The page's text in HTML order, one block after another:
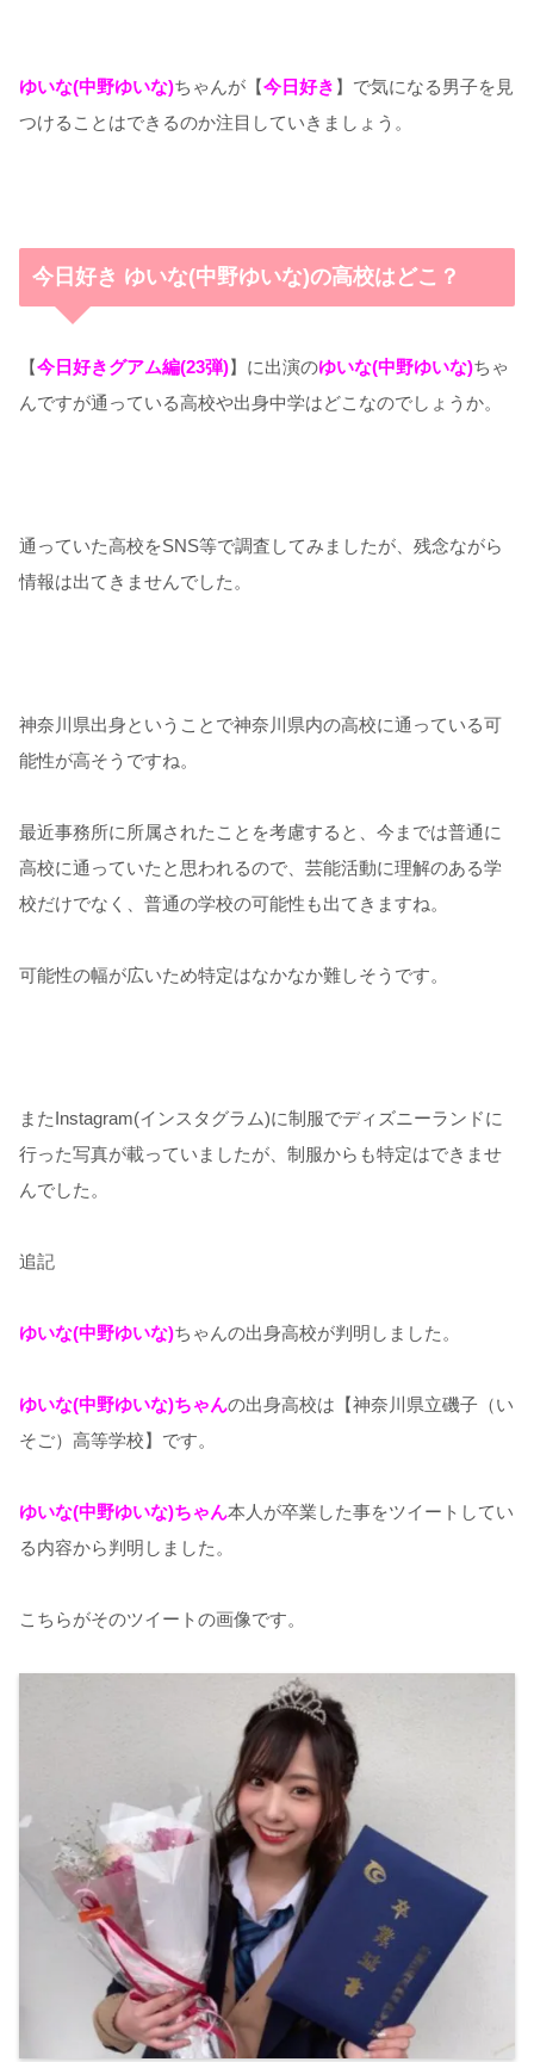
ゆいな(中野ゆいな)ちゃんが【今日好き 】で気になる男子を見
つけることはできるのか注目していきましょう。
今日好き ゆいな(中野ゆいな)の高校はどこ？
【今日好きグアム編(23弾)】に出演のゆいな(中野ゆいな)ちゃ
んですが通っている高校や出身中学はどこなのでしょうか。
通っていた高校をSNS等で調査してみましたが、残念ながら
情報は出てきませんでした。
神奈川県出身ということで神奈川県内の高校に通っている可
能性が高そうですね。
最近事務所に所属されたことを考慮すると、今までは普通に
高校に通っていたと思われるので、芸能活動に理解のある学
校だけでなく、普通の学校の可能性も出てきますね。
可能性の幅が広いため特定はなかなか難しそうです。
またInstagram(インスタグラム)に制服でディズニーランドに
行った写真が載っていましたが、制服からも特定はできませ
んでした。
追記
ゆいな(中野ゆいな)ちゃんの出身高校が判明しました。
ゆいな(中野ゆいな)ちゃんの出身高校は【神奈川県立磯子（い
そご）高等学校】です。
ゆいな(中野ゆいな)ちゃん本人が卒業した事をツイートしてい
る内容から判明しました。
こちらがそのツイートの画像です。